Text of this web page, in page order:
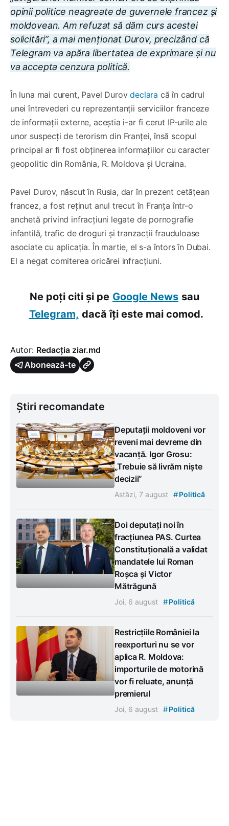
opinii politice neagreate de guvernele francez și
moldovean. Am refuzat să dăm curs acestei
solicitări”, a mai menționat Durov, precizând că
Telegram va apăra libertatea de exprimare și nu
va accepta cenzura politică.
În luna mai curent, Pavel Durovdeclara că în cadrul
unei întrevederi cu reprezentanții serviciilor franceze
de informații externe, aceștia i-ar fi cerut IP-urile ale
unor suspecți de terorism din Franței, însă scopul
principal ar fi fost obținerea informațiilor cu caracter
geopolitic din România, R. Moldova și Ucraina.
Pavel Durov, născut în Rusia, dar în prezent cetățean
francez, a fost reținut anul trecut în Franța într-o
anchetă privind infracțiuni legate de pornografie
infantilă, trafic de droguri și tranzacții frauduloase
asociate cu aplicația. În martie, el s-a întors în Dubai.
El a negat comiterea oricărei infracțiuni.
Ne poți citi și pe Google News sau
Telegram, dacă îți este mai comod.
Autor: Redacția ziar.md
Abonează-te
Știri recomandate
Deputații moldoveni vor
reveni mai devreme din
vacanță. Igor Grosu:
„Trebuie să livrăm niște
decizii”
Astăzi, 7 august #Politică
Doi deputați noi în
fracțiunea PAS. Curtea
Constituțională a validat
mandatele lui Roman
Roșca și Victor
Mătrăgună
Joi, 6 august #Politică
Restricțiile României la
reexporturi nu se vor
aplica R. Moldova:
importurile de motorină
vor fi reluate, anunță
premierul
Joi, 6 august #Politică